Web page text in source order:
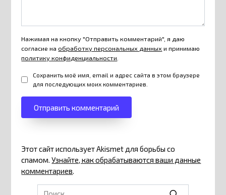
Нажимая на кнопку "Отправить комментарий", я даю
согласие наобработку персональных данных и принимаю
политику конфиденциальности
Сохранить моё имя, email и адрес сайта в этом браузере
для последующих моих комментариев.
Этот сайт использует Akismet для борьбы со
спамом.Узнайте, как обрабатываются ваши данные
комментариев.
Search